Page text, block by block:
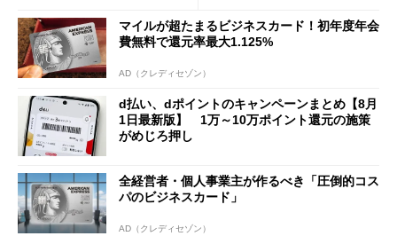
マイルが超たまるビジネスカード！初年度年会
費無料で還元率最大1.125%
AD（クレディセゾン）
d払い、dポイントのキャンペーンまとめ【8月
1日最新版】 1万～10万ポイント還元の施策
がめじろ押し
全経営者・個人事業主が作るべき「圧倒的コス
パのビジネスカード」
AD（クレディセゾン）